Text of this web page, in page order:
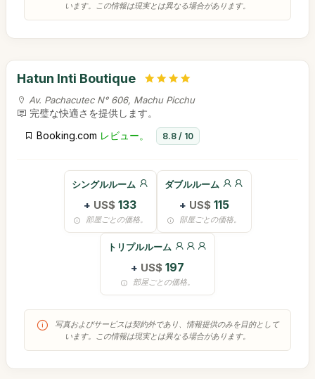
います。この情報は現実とは異なる場合があります。
Hatun Inti Boutique
Av. Pachacutec N° 606, Machu Picchu
完璧な快適さを提供します。
Booking.com レビュー。 8.8 / 10
シングルルーム
+ US$ 133
部屋ごとの価格。
ダブルルーム
+ US$ 115
部屋ごとの価格。
トリプルルーム
+ US$ 197
部屋ごとの価格。
写真およびサービスは契約外であり、情報提供のみを目的として
います。この情報は現実とは異なる場合があります。